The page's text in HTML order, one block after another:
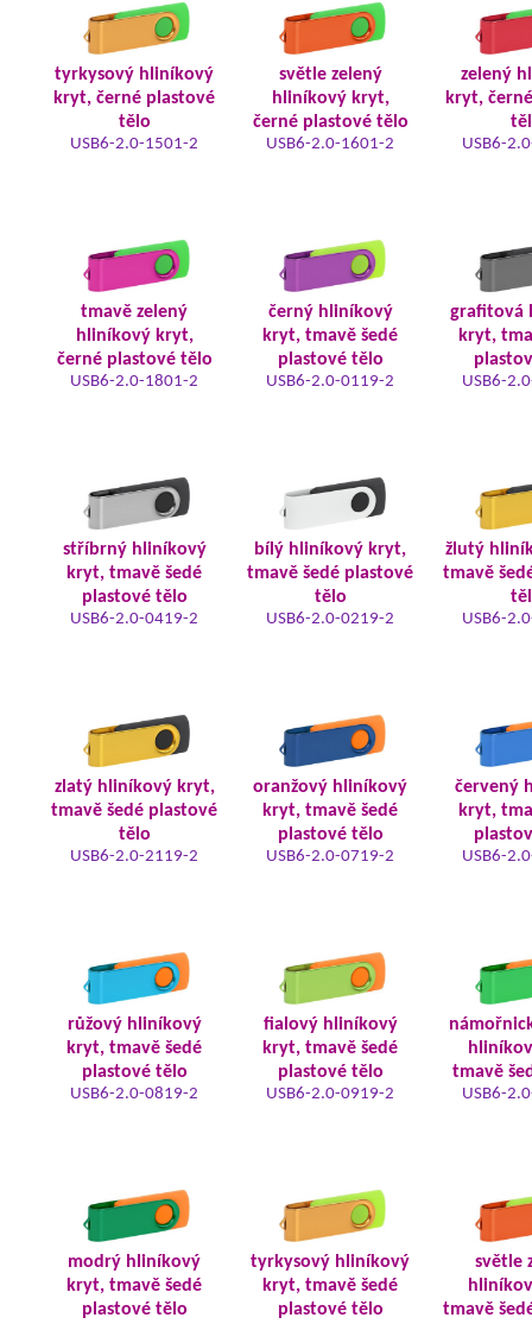
tyrkysový hliníkový
kryt, černé plastové
tělo
USB6-2.0-1501-2
světle zelený
hliníkový kryt,
černé plastové tělo
USB6-2.0-1601-2
zelený
kryt,
USB6-
tmavě zelený
hliníkový kryt,
černé plastové tělo
USB6-2.0-1801-2
černý hliníkový
kryt, tmavě šedé
plastové tělo
USB6-2.0-0119-2
grafitová
kryt,
USB6-
stříbrný hliníkový
kryt, tmavě šedé
plastové tělo
USB6-2.0-0419-2
bílý hliníkový kryt,
tmavě šedé plastové
tělo
USB6-2.0-0219-2
žlutý
tmavě
USB6-
zlatý hliníkový kryt,
tmavě šedé plastové
tělo
USB6-2.0-2119-2
oranžový hliníkový
kryt, tmavě šedé
plastové tělo
USB6-2.0-0719-2
červený
kryt,
USB6-
růžový hliníkový
kryt, tmavě šedé
plastové tělo
USB6-2.0-0819-2
fialový hliníkový
kryt, tmavě šedé
plastové tělo
USB6-2.0-0919-2
tmavě
USB6-
modrý hliníkový
kryt, tmavě šedé
plastové tělo
tyrkysový hliníkový
kryt, tmavě šedé
plastové tělo
světle
tmavě